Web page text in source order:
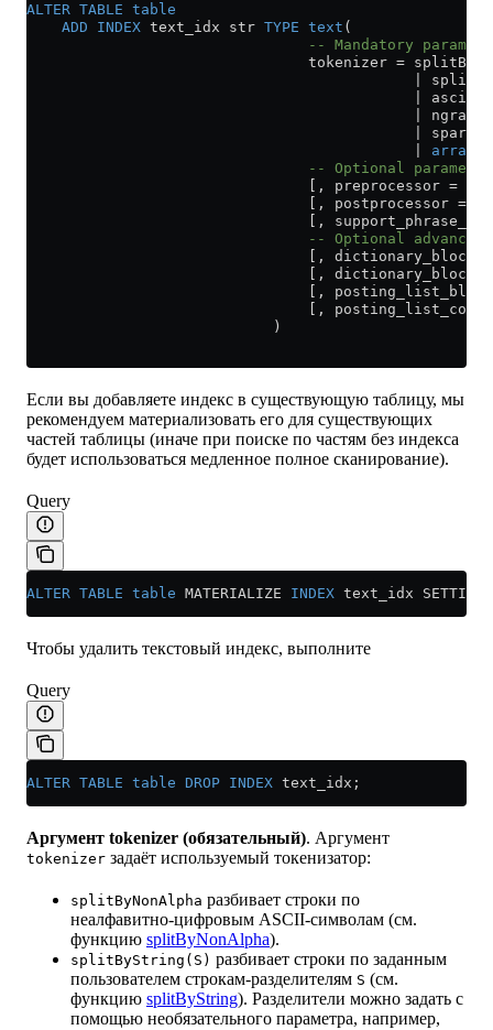
ALTER TABLE table
    ADD
INDEX text_idx str TYPE text (
-- Mandatory
                                tokenizer
=
|
|
|
|
array
-- Optional
[, preprocessor =
[, postprocessor =
[,
-- Optional advanced
[,
[,
[,
[,
                            )
Если вы добавляете индекс в существующую таблицу, мы
рекомендуем материализовать его для существующих
частей таблицы (иначе при поиске по частям без индекса
будет использоваться медленное полное сканирование).
Query
ALTER TABLE table MATERIALIZE INDEX text_idx
Чтобы удалить текстовый индекс, выполните
Query
ALTER TABLE table DROP INDEX text_idx;
Аргумент tokenizer (обязательный). Аргумент
tokenizer задаёт используемый токенизатор:
splitByNonAlpha разбивает строки по
неалфавитно-цифровым ASCII-символам (см.
функцию splitByNonAlpha).
splitByString(S) разбивает строки по заданным
пользователем строкам-разделителям S (см.
функцию splitByString). Разделители можно задать с
помощью необязательного параметра, например,